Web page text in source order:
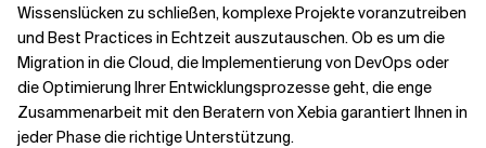
Wissenslücken zu schließen, komplexe Projekte voranzutreiben
und Best Practices in Echtzeit auszutauschen. Ob es um die
Migration in die Cloud, die Implementierung von DevOps oder
die Optimierung Ihrer Entwicklungsprozesse geht, die enge
Zusammenarbeit mit den Beratern von Xebia garantiert Ihnen in
jeder Phase die richtige Unterstützung.